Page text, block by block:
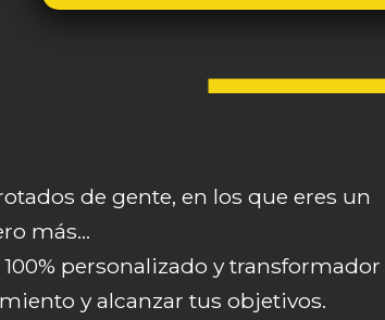
de gente, en los que eres un
más…
personalizado y transformador
y alcanzar tus objetivos.